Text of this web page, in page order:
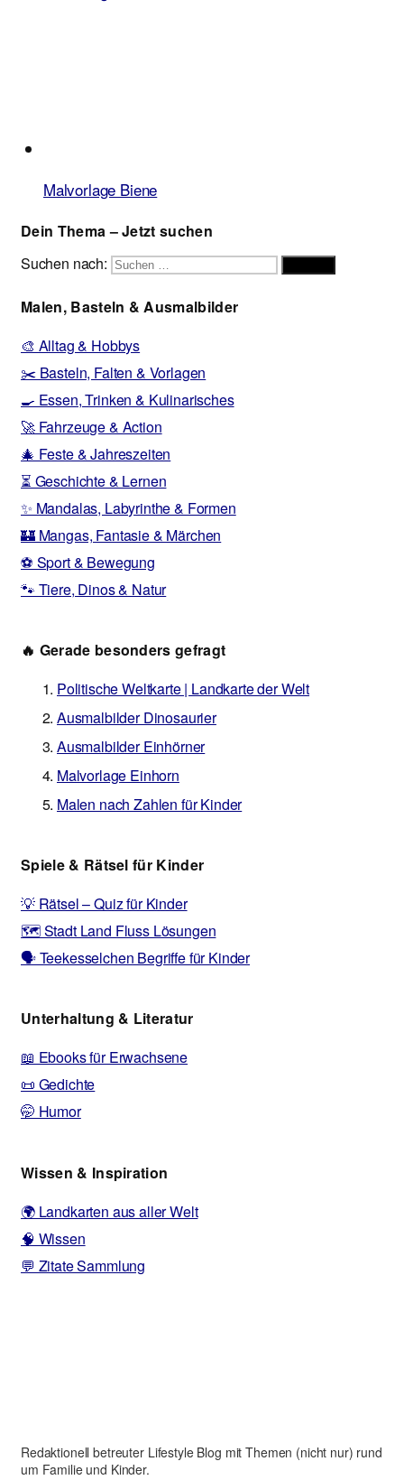
Malvorlage Biene
Dein Thema – Jetzt suchen
Suchen nach:
Malen, Basteln & Ausmalbilder
🎨 Alltag & Hobbys
✂️ Basteln, Falten & Vorlagen
🍳 Essen, Trinken & Kulinarisches
🚀 Fahrzeuge & Action
🎄 Feste & Jahreszeiten
⏳ Geschichte & Lernen
✨ Mandalas, Labyrinthe & Formen
🏰 Mangas, Fantasie & Märchen
⚽ Sport & Bewegung
🐾 Tiere, Dinos & Natur
🔥 Gerade besonders gefragt
Politische Weltkarte | Landkarte der Welt
Ausmalbilder Dinosaurier
Ausmalbilder Einhörner
Malvorlage Einhorn
Malen nach Zahlen für Kinder
Spiele & Rätsel für Kinder
💡 Rätsel – Quiz für Kinder
🗺️ Stadt Land Fluss Lösungen
🗣️ Teekesselchen Begriffe für Kinder
Unterhaltung & Literatur
📖 Ebooks für Erwachsene
📜 Gedichte
🤭 Humor
Wissen & Inspiration
🌍 Landkarten aus aller Welt
🧠 Wissen
💬 Zitate Sammlung
Redaktionell betreuter Lifestyle Blog mit Themen (nicht nur) rund
um Familie und Kinder.